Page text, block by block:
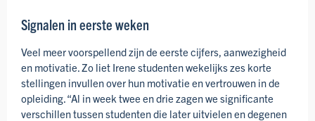
Signalen in eerste weken
Veel meer voor­spellend zijn de eerste cijfers, aanwezigheid
en motivatie. Zo liet Irene studenten wekelijks zes korte
stellingen invullen over hun motivatie en vertrouwen in de
opleiding. “Al in week twee en drie zagen we significante
verschillen tussen studenten die later uitvielen en degenen